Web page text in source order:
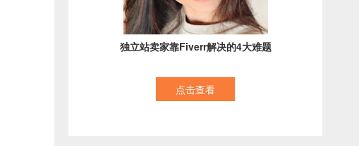
独立站卖家靠Fiverr解决的4大难题
点击查看